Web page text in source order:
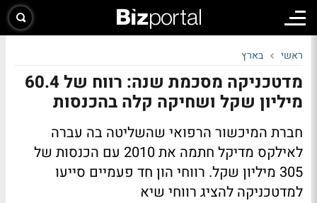
ראשי בארץ
מדטכניקה מסכמת שנה: רווח של 60.4
מיליון שקל ושחיקה קלה בהכנסות
חברת המיכשור הרפואי שהשליטה בה עברה
לאילקס מדיקל חתמה את 2010 עם הכנסות של
305 מיליון שקל. רווחי הון חד פעמיים סייעו
למדטכניקה להציג רווחי שיא